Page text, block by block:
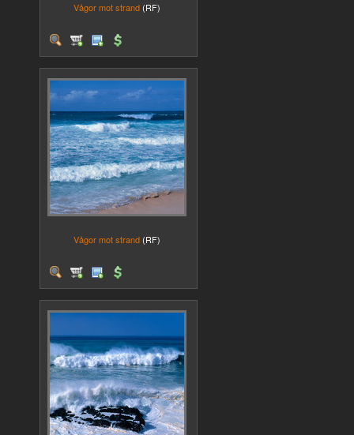
Vågor mot strand (RF)
Vågor mot strand (RF)